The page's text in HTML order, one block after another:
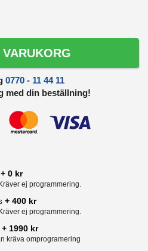
0770 - 11 44 11
med din beställning!
+ 0 kr
ej programmering.
+ 400 kr
ej programmering.
+ 1990 kr
kräva omprogramering